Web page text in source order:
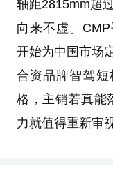
轴距2815mm超
向来不虚。
开始为中国市场
合资品牌智驾
格，主销若真能
力就值得重新审